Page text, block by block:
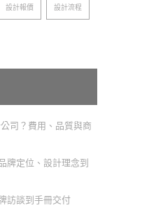
設計報價 設計流程
司？費用、品質與商
牌定位、設計理念到
訪談到手冊交付